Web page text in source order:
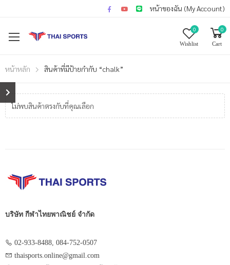
หน้าของฉัน (My Account)
0
Wishlist
0
Cart
หน้าหลัก สินค้าที่มีป้ายกำกับ “chalk”
ไม่พบสินค้าตรงกับที่คุณเลือก
บริษัท กีฬาไทยพาณิชย์ จำกัด
02-933-8488, 084-752-0507
thaisports.online@gmail.com